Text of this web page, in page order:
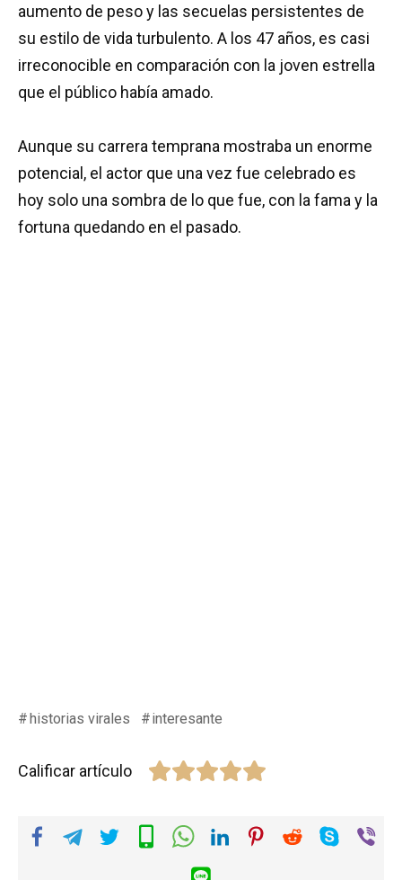
aumento de peso y las secuelas persistentes de
su estilo de vida turbulento. A los 47 años, es casi
irreconocible en comparación con la joven estrella
que el público había amado.
Aunque su carrera temprana mostraba un enorme
potencial, el actor que una vez fue celebrado es
hoy solo una sombra de lo que fue, con la fama y la
fortuna quedando en el pasado.
historias virales interesante
Calificar artículo